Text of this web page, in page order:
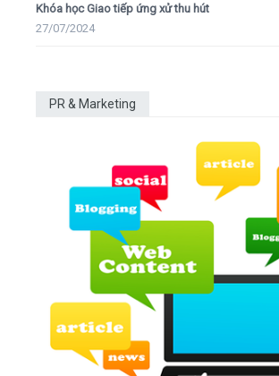
Khóa học Giao tiếp ứng xử thu hút
27/07/2024
PR & Marketing